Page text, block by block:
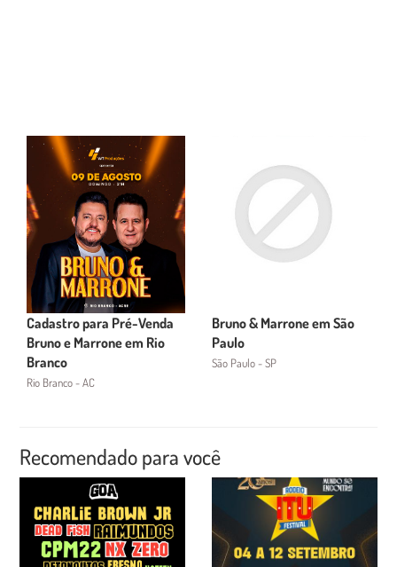
Cadastro para Pré-Venda
Bruno e Marrone em Rio
Branco
Rio Branco - AC
Bruno & Marrone em São
Paulo
São Paulo - SP
Recomendado para você